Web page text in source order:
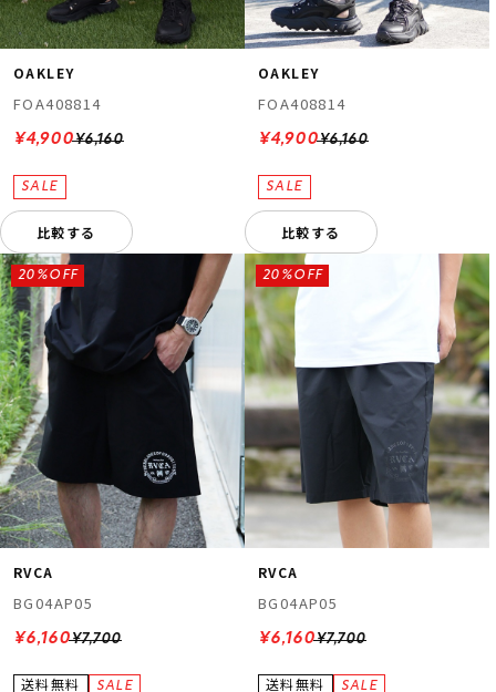
OAKLEY
FOA408814
¥6,160
¥4,900
比較する
OAKLEY
FOA408814
¥6,160
¥4,900
比較する
RVCA
BG04AP05
¥7,700
20%OFF
¥6,160
RVCA
BG04AP05
¥7,700
20%OFF
¥6,160